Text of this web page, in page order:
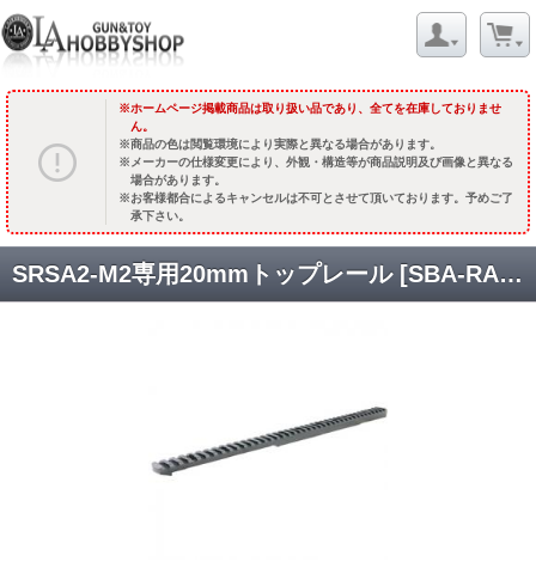
ホームページ掲載商品は取り扱い品であり、全てを在庫しておりませ
ん。
商品の色は閲覧環境により実際と異なる場合があります。
メーカーの仕様変更により、外観・構造等が商品説明及び画像と異なる
場合があります。
お客様都合によるキャンセルは不可とさせて頂いております。予めご了
承下さい。
SRSA2-M2専用20mmトップレール [SBA-RAL-09] Short(30MOA/前傾) [取寄]